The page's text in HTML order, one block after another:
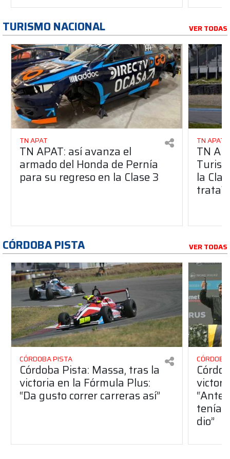
TURISMO NACIONAL VER TODAS
TN APAT
TN APAT: así avanza el
armado del Honda de Pernía
para su regreso en la Clase 3
TN APAT
TN
la
trata?
CÓRDOBA PISTA VER TODAS
CÓRDOBA PISTA
Córdoba Pista: Massa, tras la
victoria en la Fórmula Plus:
“Da gusto correr carreras así”
dio”